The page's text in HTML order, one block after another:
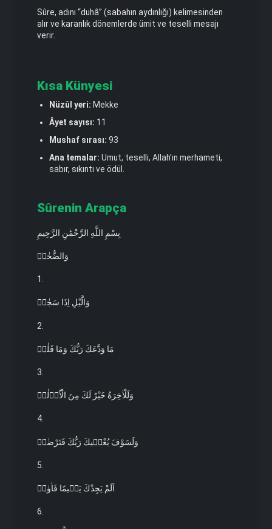
Sûre, adını “duhâ” (sabahın aydınlığı) kelimesinden
alır ve karanlık dönemlerde ümit ve teselli mesajı
verir.
Kısa Künyesi
Nüzûl yeri: Mekke
Âyet sayısı: 11
Mushaf sırası: 93
Ana temalar: Umut, teselli, Allah’ın merhameti,
sabır, sıkıntı ve ödül.
Sûrenin Arapça
بِسْمِ اللَّهِ الرَّحْمَٰنِ الرَّحِيمِ
وَالضُّحٰىۙ
1.
وَالَّيْلِ اِذَا سَجٰىۙ
2.
مَا وَدَّعَكَ رَبُّكَ وَمَا قَلٰىۜ
3.
وَلَلْاٰخِرَةُ خَيْرٌ لَكَ مِنَ الْاُو۫لٰىۜ
4.
وَلَسَوْفَ يُعْط۪يكَ رَبُّكَ فَتَرْضٰىۜ
5.
اَلَمْ يَجِدْكَ يَت۪يمًا فَاٰوٰىۖ
6.